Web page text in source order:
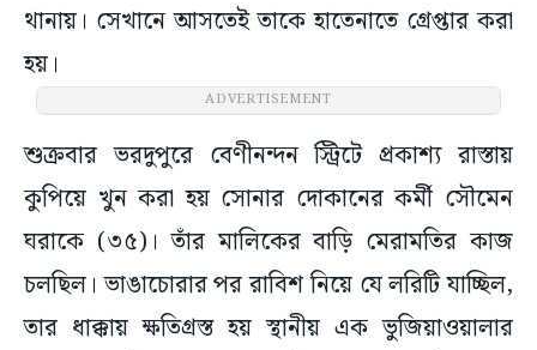
থানায়। সেখানে আসতেই তাকে হাতেনাতে গ্রেপ্তার করা
হয়।
ADVERTISEMENT
শুক্রবার ভরদুপুরে বেণীনন্দন স্ট্রিটে প্রকাশ্য রাস্তায়
কুপিয়ে খুন করা হয় সোনার দোকানের কর্মী সৌমেন
ঘরাকে (৩৫)। তাঁর মালিকের বাড়ি মেরামতির কাজ
চলছিল। ভাঙাচোরার পর রাবিশ নিয়ে যে লরিটি যাচ্ছিল,
তার ধাক্কায় ক্ষতিগ্রস্ত হয় স্থানীয় এক ভুজিয়াওয়ালার